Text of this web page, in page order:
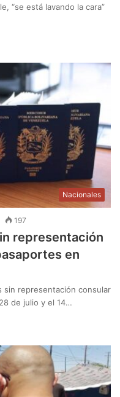
“se está lavando la cara”
Nacionales
197
representación
en
sin representación consular
de julio y el 14…